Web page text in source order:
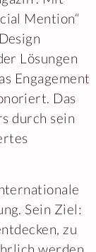
Mention“
Lösungen
Engagement
Das
durch sein
Sein Ziel:
zu
werden